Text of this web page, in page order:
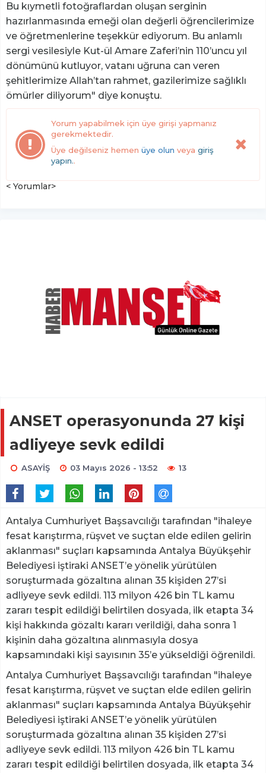
Bu kıymetli fotoğraflardan oluşan serginin
hazırlanmasında emeği olan değerli öğrencilerimize
ve öğretmenlerine teşekkür ediyorum. Bu anlamlı
sergi vesilesiyle Kut-ül Amare Zaferi’nin 110’uncu yıl
dönümünü kutluyor, vatanı uğruna can veren
şehitlerimize Allah’tan rahmet, gazilerimize sağlıklı
ömürler diliyorum" diye konuştu.
Yorum yapabilmek için üye girişi yapmanız
gerekmektedir.
Üye değilseniz hemen üye olun veya giriş
yapın..
< Yorumlar>
ANSET operasyonunda 27 kişi
adliyeye sevk edildi
ASAYİŞ 03 Mayıs 2026 - 13:52 13
Antalya Cumhuriyet Başsavcılığı tarafından "ihaleye
fesat karıştırma, rüşvet ve suçtan elde edilen gelirin
aklanması" suçları kapsamında Antalya Büyükşehir
Belediyesi iştiraki ANSET’e yönelik yürütülen
soruşturmada gözaltına alınan 35 kişiden 27’si
adliyeye sevk edildi. 113 milyon 426 bin TL kamu
zararı tespit edildiği belirtilen dosyada, ilk etapta 34
kişi hakkında gözaltı kararı verildiği, daha sonra 1
kişinin daha gözaltına alınmasıyla dosya
kapsamındaki kişi sayısının 35’e yükseldiği öğrenildi.
Antalya Cumhuriyet Başsavcılığı tarafından "ihaleye
fesat karıştırma, rüşvet ve suçtan elde edilen gelirin
aklanması" suçları kapsamında Antalya Büyükşehir
Belediyesi iştiraki ANSET’e yönelik yürütülen
soruşturmada gözaltına alınan 35 kişiden 27’si
adliyeye sevk edildi. 113 milyon 426 bin TL kamu
zararı tespit edildiği belirtilen dosyada, ilk etapta 34